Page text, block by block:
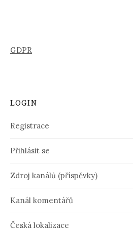
GDPR
LOGIN
Registrace
Přihlásit se
Zdroj kanálů (příspěvky)
Kanál komentářů
Česká lokalizace